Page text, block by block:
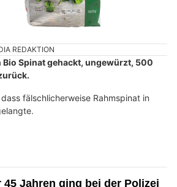
REDAKTION
Spinat gehackt, ungewürzt, 500
fälschlicherweise Rahmspinat in
45 Jahren ging bei der Polizei